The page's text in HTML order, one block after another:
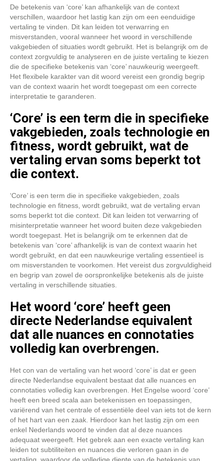
De betekenis van ‘core’ kan afhankelijk van de context
verschillen, waardoor het lastig kan zijn om een eenduidige
vertaling te vinden. Dit kan leiden tot verwarring en
misverstanden, vooral wanneer het woord in verschillende
vakgebieden of situaties wordt gebruikt. Het is belangrijk om de
context zorgvuldig te analyseren en de juiste vertaling te kiezen
die de specifieke betekenis van ‘core’ nauwkeurig weergeeft.
Het flexibele karakter van dit woord vereist een grondig begrip
van de context waarin het wordt toegepast om een correcte
interpretatie te garanderen.
‘Core’ is een term die in specifieke
vakgebieden, zoals technologie en
fitness, wordt gebruikt, wat de
vertaling ervan soms beperkt tot
die context.
‘Core’ is een term die in specifieke vakgebieden, zoals
technologie en fitness, wordt gebruikt, wat de vertaling ervan
soms beperkt tot die context. Dit kan leiden tot verwarring of
misinterpretatie wanneer het woord buiten deze vakgebieden
wordt toegepast. Het is belangrijk om te erkennen dat de
betekenis van ‘core’ afhankelijk is van de context waarin het
wordt gebruikt, en dat een nauwkeurige vertaling essentieel is
om misverstanden te voorkomen. Het vereist dus zorgvuldigheid
en begrip van zowel de oorspronkelijke betekenis als de juiste
vertaling in verschillende situaties.
Het woord ‘core’ heeft geen
directe Nederlandse equivalent
dat alle nuances en connotaties
volledig kan overbrengen.
Het con van de vertaling van het woord ‘core’ is dat er geen
directe Nederlandse equivalent bestaat dat alle nuances en
connotaties volledig kan overbrengen. Het Engelse woord ‘core’
heeft een breed scala aan betekenissen en toepassingen,
variërend van het centrale of essentiële deel van iets tot de kern
of het hart van een zaak. Hierdoor kan het lastig zijn om een
enkel Nederlands woord te vinden dat al deze nuances
adequaat weergeeft. Het gebrek aan een exacte vertaling kan
leiden tot subtiliteiten en nuances die verloren gaan in de